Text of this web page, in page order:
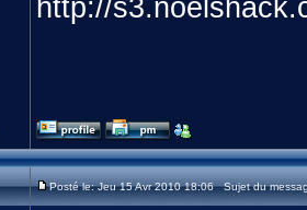
Posté le: Jeu 15 Avr 2010 18:06 Sujet du